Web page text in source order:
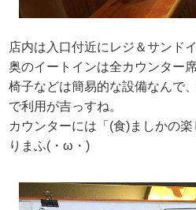
店内は入口付近にレジ＆サンド
奥のイートインは全カウンター
椅子などは簡易的な設備なんで
で利用が吉っすね。
カウンターには「(食)ましかの
りまふ(・ω・)